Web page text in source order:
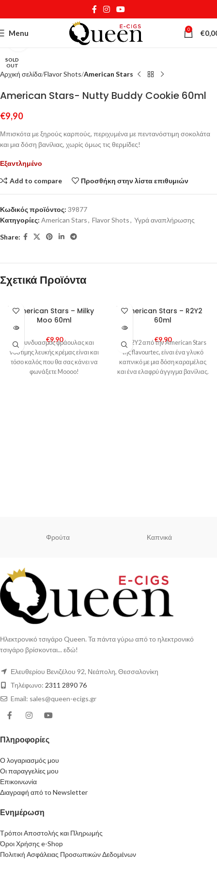
Menu 0 €
SOLD
OUT
Κάντε κλικ για μεγέθυνση
Αρχική σελίδα Flavor Shots American Stars
American Stars- Nutty Buddy Cookie 60ml
€9,90
Μπισκότα με ξηρούς καρπούς, περιχυμένα με πεντανόστιμη σοκολάτα
και μια δόση βανίλιας, χωρίς όμως τις θερμίδες!
Εξαντλημένο
Add to compare Προσθήκη στην λίστα επιθυμιών
Κωδικός προϊόντος: 39877
Κατηγορίες: American Stars, Flavor Shots, Υγρά αναπλήρωσης
Share:
Σχετικά Προϊόντα
SOLD
OUTAmerican Stars – Milky
Moo 60ml
€9,90
Ο συνδυασμός φράουλας και
νόστιμης λευκής κρέμας είναι και
τόσο καλός που θα σας κάνει να
φωνάξετε Moooo!
SOLD
OUTAmerican Stars – R2Y2
60ml
€9,90
Το R2Y2 από την American Stars
της flavourtec, είναι ένα γλυκό
καπνικό με μια δόση καραμέλας
και ένα ελαφρύ άγγιγμα βανίλιας.
Φρούτα Καπνικά
Ηλεκτρονικό τσιγάρο Queen. Τα πάντα γύρω από το ηλεκτρονικό
τσιγάρο βρίσκονται... εδώ!
Ελευθερίου Βενιζέλου 92, Νεάπολη, Θεσσαλονίκη
Τηλέφωνο: 2311 2890 76
Email: sales@queen-ecigs.gr
Πληροφορίες
Ο λογαριασμός μου
Οι παραγγελίες μου
Επικοινωνία
Διαγραφή από το Newsletter
Ενημέρωση
Τρόποι Αποστολής και Πληρωμής
Όροι Χρήσης e-Shop
Πολιτική Ασφάλειας Προσωπικών Δεδομένων